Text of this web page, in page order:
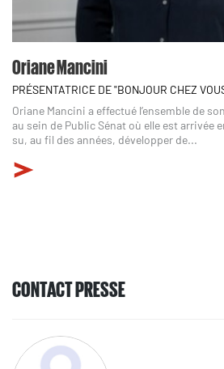
Oriane Mancini
PRÉSENTATRICE DE "BONJOUR CHEZ
Oriane Mancini a effectué l’ensemble de
au sein de Public Sénat où elle est arrivée
su, au fil des années, développer de...
CONTACT PRESSE